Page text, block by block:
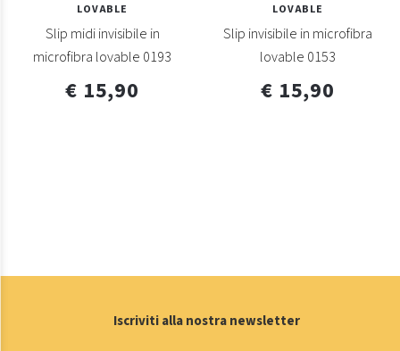
LOVABLE
Slip midi invisibile in
microfibra lovable 0193
€ 15,90
LOVABLE
Slip invisibile in microfibra
lovable 0153
€ 15,90
Iscriviti alla nostra newsletter